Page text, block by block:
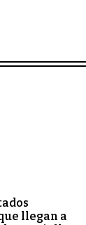
llegan a